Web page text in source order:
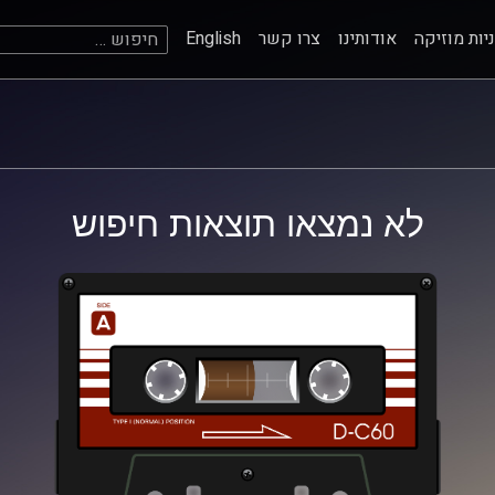
מוזיקה אודותינו צרו קשר English חיפוש:
לא נמצאו תוצאות חיפוש